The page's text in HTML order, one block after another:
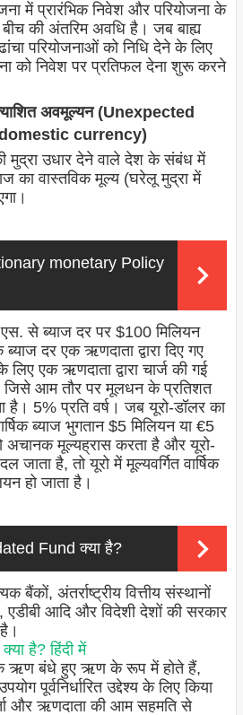
में प्रारंभिक निवेश और परियोजना के
की अंतरिम अवधि है। जब बाह्य
परियोजनाओं को निधि देने के लिए
को निवेश पर प्रतिफल देना शुरू करने
अवमूल्यन (Unexpected
currency)
मुद्रा उधार देने वाले देश के संबंध में
का वास्तविक मूल्य (घरेलू मुद्रा में
monetary Policy
से ब्याज दर पर $100 मिलियन
दर एक ऋणदाता द्वारा दिए गए
एक ऋणदाता द्वारा चार्ज की गई
जिसे आम तौर पर मूलधन के प्रतिशत
है। 5% प्रति वर्ष। जब यूरो-डॉलर का
ब्याज भुगतान $5 मिलियन या €5
अचानक मूल्यह्रास करता है और यूरो-
है, तो यूरो में मूल्यवर्गित वार्षिक
हो जाता है।
Fund क्या है?
बैंकों, अंतर्राष्ट्रीय वित्तीय संस्थानों
आदि और विदेशी देशों की सरकार
है? हिंदी में
ऋण बंधे हुए ऋण के रूप में होते हैं,
पूर्वनिर्धारित उद्देश्य के लिए किया
और ऋणदाता की आम सहमति से